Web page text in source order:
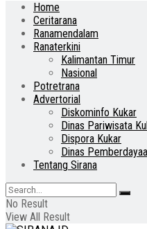
Home
Ceritarana
Ranamendalam
Ranaterkini
Kalimantan Timur
Nasional
Potretrana
Advertorial
Diskominfo Kukar
Dinas Pariwisata
Dispora Kukar
Dinas
Tentang Sirana
No Result
View All Result